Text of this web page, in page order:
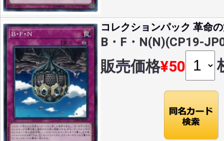
コレクションパック 革命
B・F・N(N)(CP19-
販売価格¥50